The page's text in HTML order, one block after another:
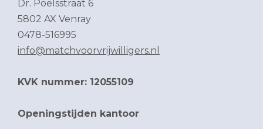
Dr. Poelsstraat 6
5802 AX Venray
0478-516995
info@matchvoorvrijwilligers.nl
KVK nummer: 12055109
Openingstijden kantoor